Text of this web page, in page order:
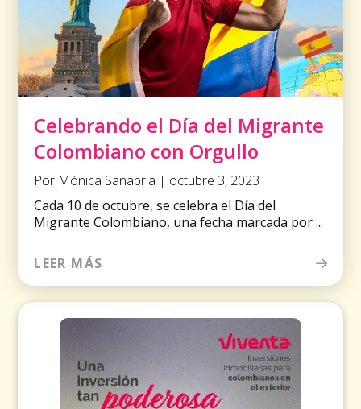
Celebrando el Día del Migrante
Colombiano con Orgullo
Por Mónica Sanabria | octubre 3, 2023
Cada 10 de octubre, se celebra el Día del
Migrante Colombiano, una fecha marcada por ...
LEER MÁS